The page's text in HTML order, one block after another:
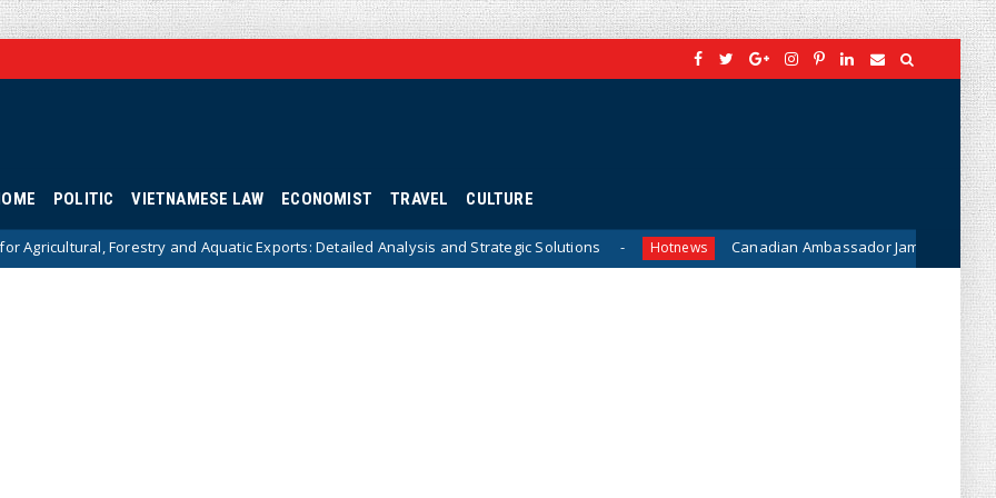
POLITIC VIETNAMESE LAW ECONOMIST TRAVEL CULTURE
and Aquatic Exports: Detailed Analysis and Strategic Solutions Hotnews Canadian Ambassador James Nickel Meets General